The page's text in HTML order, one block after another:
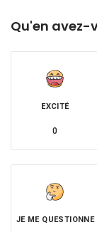
Qu'en avez-
EXCITÉ
0
JE ME QUESTIONNE